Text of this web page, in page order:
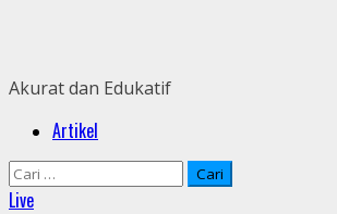
Akurat dan Edukatif
PrimaryArtikel
Cari
untuk:
Live